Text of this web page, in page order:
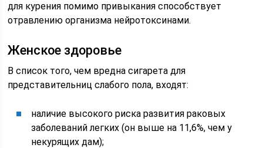
для курения помимо привыкания способствует
отравлению организма нейротоксинами.
Женское здоровье
В список того, чем вредна сигарета для
представительниц слабого пола, входят:
наличие высокого риска развития раковых
заболеваний легких (он выше на 11,6%, чем у
некурящих дам);